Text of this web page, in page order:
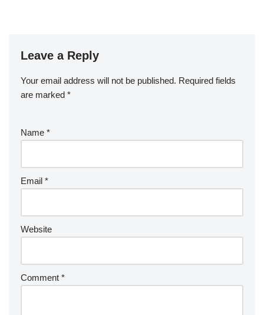
Leave a Reply
Your email address will not be published. Required fields
are marked *
Name *
Email *
Website
Comment *